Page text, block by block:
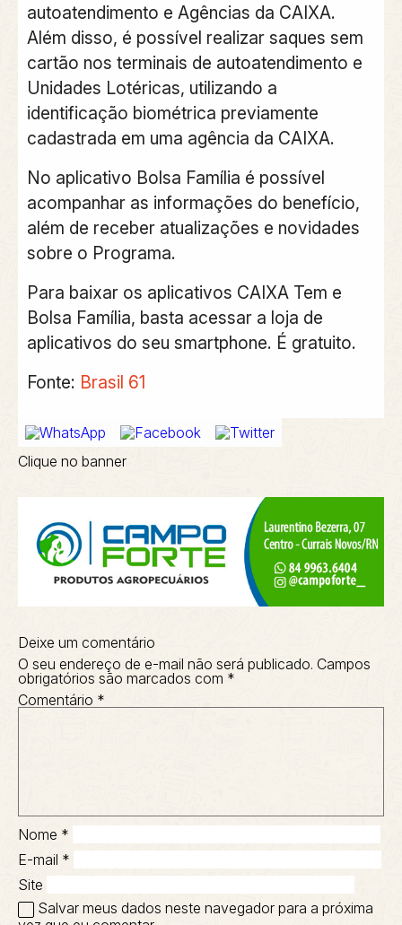
autoatendimento e Agências da CAIXA.
Além disso, é possível realizar saques sem
cartão nos terminais de autoatendimento e
Unidades Lotéricas, utilizando a
identificação biométrica previamente
cadastrada em uma agência da CAIXA.
No aplicativo Bolsa Família é possível
acompanhar as informações do benefício,
além de receber atualizações e novidades
sobre o Programa.
Para baixar os aplicativos CAIXA Tem e
Bolsa Família, basta acessar a loja de
aplicativos do seu smartphone. É gratuito.
Fonte: Brasil 61
Clique no banner
Deixe um comentário
O seu endereço de e-mail não será publicado. Campos
obrigatórios são marcados com *
Comentário *
Nome *
E-mail *
Site
Salvar meus dados neste navegador para a próxima